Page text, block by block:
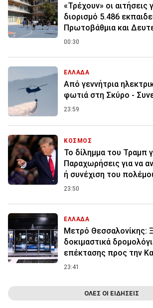
«Τρέχουν» οι αιτήσεις
διορισμό 5.486
Πρωτοβάθμια και
00:30
ΕΛΛΑΔΑ
Από γεννήτρια
φωτιά στη Σκύρο -
23:59
ΚΟΣΜΟΣ
Το δίλημμα του Τραμπ
Παραχωρήσεις για να
ή συνέχιση του
23:50
ΕΛΛΑΔΑ
Μετρό Θεσσαλονίκης:
δοκιμαστικά
επέκτασης προς την
23:41
ΟΛΕΣ ΟΙ ΕΙΔΗΣΕΙΣ